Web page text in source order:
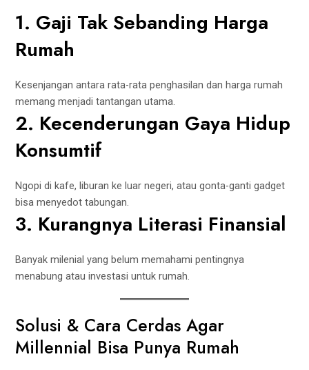
1. Gaji Tak Sebanding Harga
Rumah
Kesenjangan antara rata-rata penghasilan dan harga rumah
memang menjadi tantangan utama.
2. Kecenderungan Gaya Hidup
Konsumtif
Ngopi di kafe, liburan ke luar negeri, atau gonta-ganti gadget
bisa menyedot tabungan.
3. Kurangnya Literasi Finansial
Banyak milenial yang belum memahami pentingnya
menabung atau investasi untuk rumah.
Solusi & Cara Cerdas Agar
Millennial Bisa Punya Rumah